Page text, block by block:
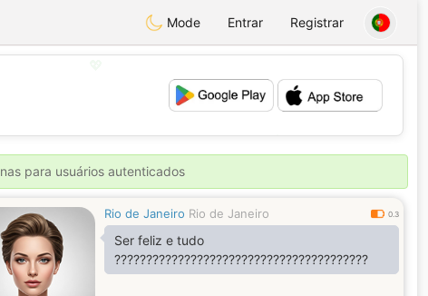
Mode Entrar Registrar
💕
para usuários autenticados
Rio de Janeiro Rio de Janeiro 0.3
Ser feliz e tudo
????????????????????????????????????????